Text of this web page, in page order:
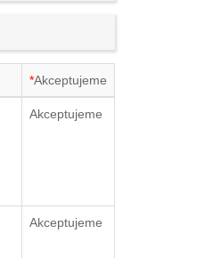
*Akceptujeme
Akceptujeme
Akceptujeme